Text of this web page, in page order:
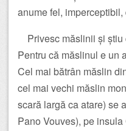
anume fel, imperceptibil,
Privesc măslinii și știu
Pentru că măslinul e un
Cel mai bătrân măslin
cel mai vechi măslin
scară largă ca atare) se
Pano Vouves), pe